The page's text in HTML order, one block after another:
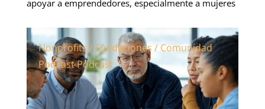
Nonprofits / Fundaciones / Comunidad
PodcastPodcast